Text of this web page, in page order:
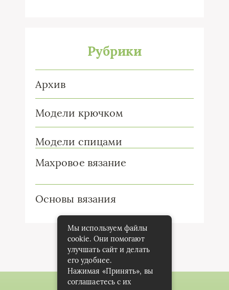
Рубрики
Архив
Модели крючком
Модели спицами
Махровое вязание
Основы вязания
Мы используем файлы
cookie. Они помогают
улучшать сайт и делать
его удобнее.
Нажимая «Принять», вы
соглашаетесь с их